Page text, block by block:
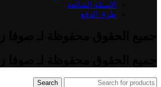
الأسئلة الشائعة
طرق الدفع
Search